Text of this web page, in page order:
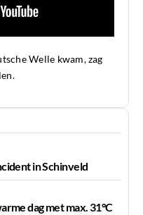
Welle kwam, zag
in Schinveld
dag met max. 31°C